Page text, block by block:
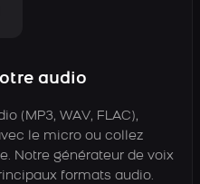
audio
(MP3, WAV, FLAC),
le micro ou collez
Notre générateur de voix
formats audio.